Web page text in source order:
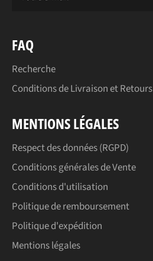
FAQ
Recherche
Conditions de Livraison et Retours
MENTIONS LÉGALES
Respect des données (RGPD)
Conditions générales de Vente
Conditions d'utilisation
Politique de remboursement
Politique d'expédition
Mentions légales